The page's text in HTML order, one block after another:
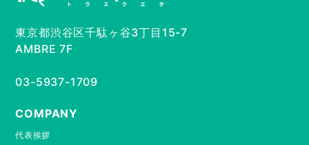
東京都渋谷区千駄ヶ谷3丁目15-7
AMBRE 7F
03-5937-1709
COMPANY
代表挨拶